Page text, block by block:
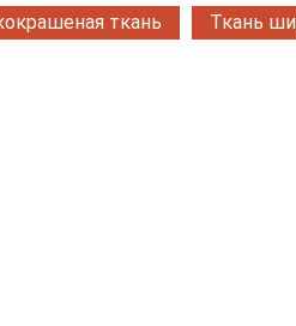
ткань Ткань